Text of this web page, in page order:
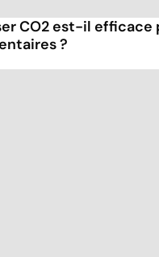
CO2 est-il
?